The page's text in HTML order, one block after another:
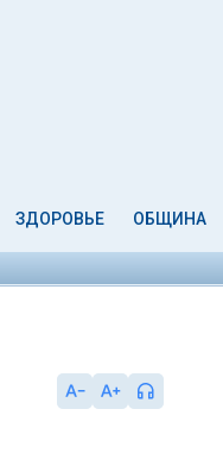
ЗДОРОВЬЕ ОБЩИНА